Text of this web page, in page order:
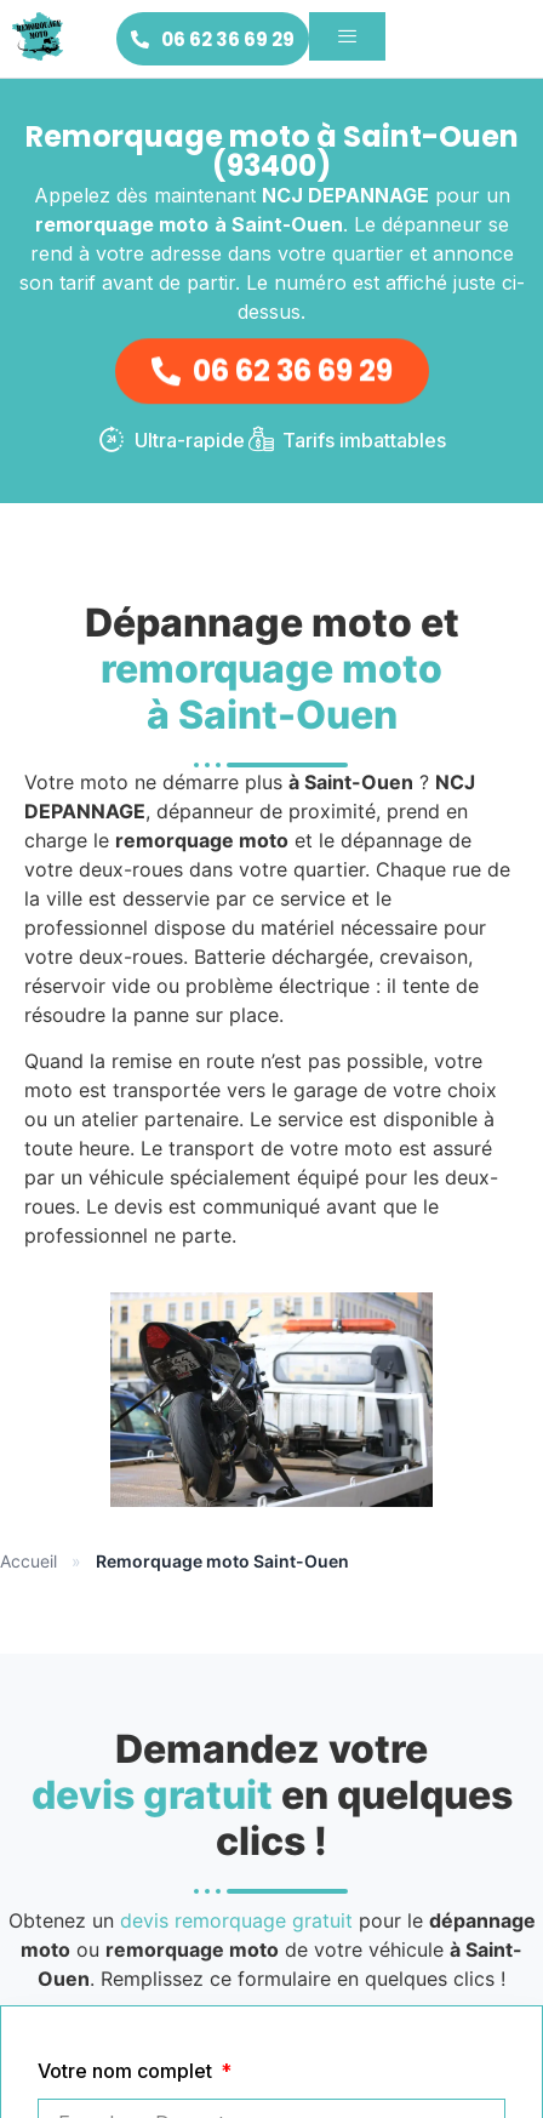
06 62 36 69 29
Remorquage moto à Saint-Ouen
(93400)
Appelez dès maintenant NCJ DEPANNAGE pour un
remorquage moto à Saint-Ouen. Le dépanneur se
rend à votre adresse dans votre quartier et annonce
son tarif avant de partir. Le numéro est affiché juste ci-
dessus.
06 62 36 69 29
Ultra-rapide Tarifs imbattables
Dépannage moto et
remorquage moto
à Saint-Ouen
Votre moto ne démarre plus à Saint-Ouen ? NCJ
DEPANNAGE, dépanneur de proximité, prend en
charge le remorquage moto et le dépannage de
votre deux-roues dans votre quartier. Chaque rue de
la ville est desservie par ce service et le
professionnel dispose du matériel nécessaire pour
votre deux-roues. Batterie déchargée, crevaison,
réservoir vide ou problème électrique : il tente de
résoudre la panne sur place.
Quand la remise en route n’est pas possible, votre
moto est transportée vers le garage de votre choix
ou un atelier partenaire. Le service est disponible à
toute heure. Le transport de votre moto est assuré
par un véhicule spécialement équipé pour les deux-
roues. Le devis est communiqué avant que le
professionnel ne parte.
Accueil » Remorquage moto Saint-Ouen
Demandez votre
devis gratuit en quelques
clics !
Obtenez un devis remorquage gratuit pour le dépannage
moto ou remorquage moto de votre véhicule à Saint-
Ouen. Remplissez ce formulaire en quelques clics !
Votre nom complet